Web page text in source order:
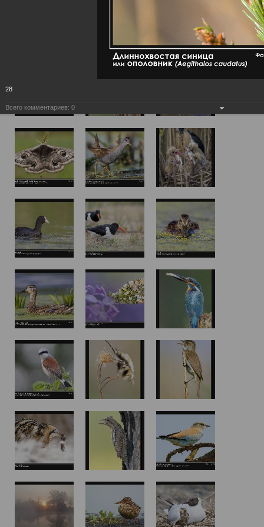
28
Всего комментариев: 0